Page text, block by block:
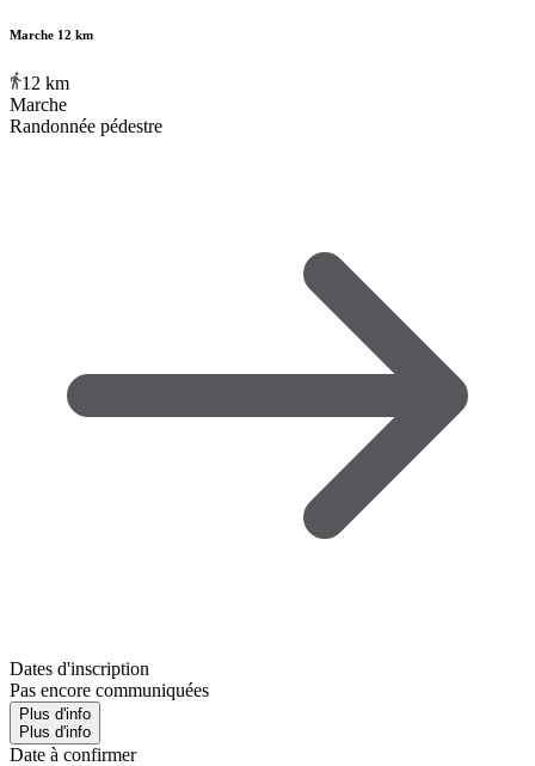
Marche 12 km
12 km
Marche
Randonnée pédestre
Dates d'inscription
Pas encore communiquées
Plus d'info
Plus d'info
Date à confirmer